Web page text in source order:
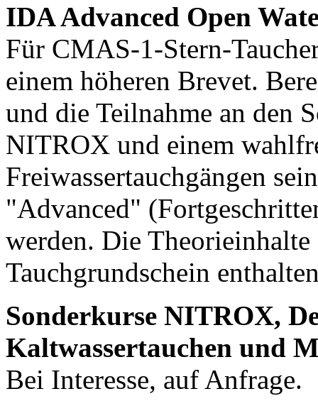
IDA Advanced Open
Für CMAS-1-Stern-
einem höheren Brevet.
und die Teilnahme an den
NITROX und einem
Freiwassertauchgängen
"Advanced"
werden. Die
Tauchgrundschein
Sonderkurse NITROX,
Kaltwassertauchen und
Bei Interesse, auf Anfrage.